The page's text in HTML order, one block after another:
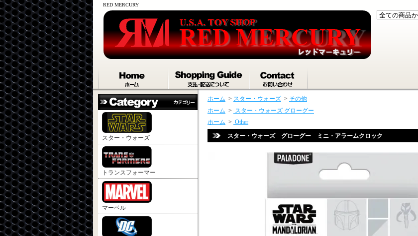
RED MERCURY
スター・ウォーズ
トランスフォーマー
マーベル
ホーム > スター・ウォーズ > その他
ホーム > スター・ウォーズ グローグー
ホーム > Other
スター・ウォーズ グローグー ミニ・アラームクロック